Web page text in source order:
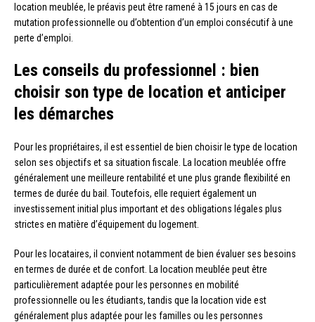
location meublée, le préavis peut être ramené à 15 jours en cas de
mutation professionnelle ou d’obtention d’un emploi consécutif à une
perte d’emploi.
Les conseils du professionnel : bien
choisir son type de location et anticiper
les démarches
Pour les propriétaires, il est essentiel de bien choisir le type de location
selon ses objectifs et sa situation fiscale. La location meublée offre
généralement une meilleure rentabilité et une plus grande flexibilité en
termes de durée du bail. Toutefois, elle requiert également un
investissement initial plus important et des obligations légales plus
strictes en matière d’équipement du logement.
Pour les locataires, il convient notamment de bien évaluer ses besoins
en termes de durée et de confort. La location meublée peut être
particulièrement adaptée pour les personnes en mobilité
professionnelle ou les étudiants, tandis que la location vide est
généralement plus adaptée pour les familles ou les personnes